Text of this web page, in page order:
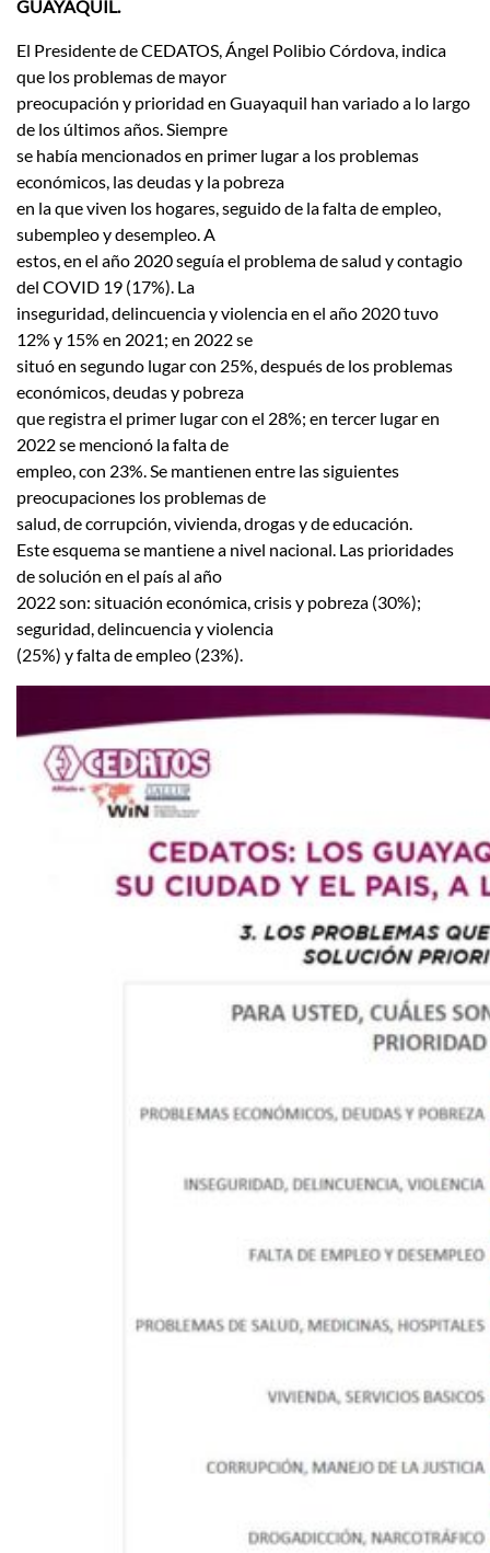
GUAYAQUIL.
El Presidente de CEDATOS, Ángel Polibio Córdova, indica
que los problemas de mayor
preocupación y prioridad en Guayaquil han variado a lo largo
de los últimos años. Siempre
se había mencionados en primer lugar a los problemas
económicos, las deudas y la pobreza
en la que viven los hogares, seguido de la falta de empleo,
subempleo y desempleo. A
estos, en el año 2020 seguía el problema de salud y contagio
del COVID 19 (17%). La
inseguridad, delincuencia y violencia en el año 2020 tuvo
12% y 15% en 2021; en 2022 se
situó en segundo lugar con 25%, después de los problemas
económicos, deudas y pobreza
que registra el primer lugar con el 28%; en tercer lugar en
2022 se mencionó la falta de
empleo, con 23%. Se mantienen entre las siguientes
preocupaciones los problemas de
salud, de corrupción, vivienda, drogas y de educación.
Este esquema se mantiene a nivel nacional. Las prioridades
de solución en el país al año
2022 son: situación económica, crisis y pobreza (30%);
seguridad, delincuencia y violencia
(25%) y falta de empleo (23%).